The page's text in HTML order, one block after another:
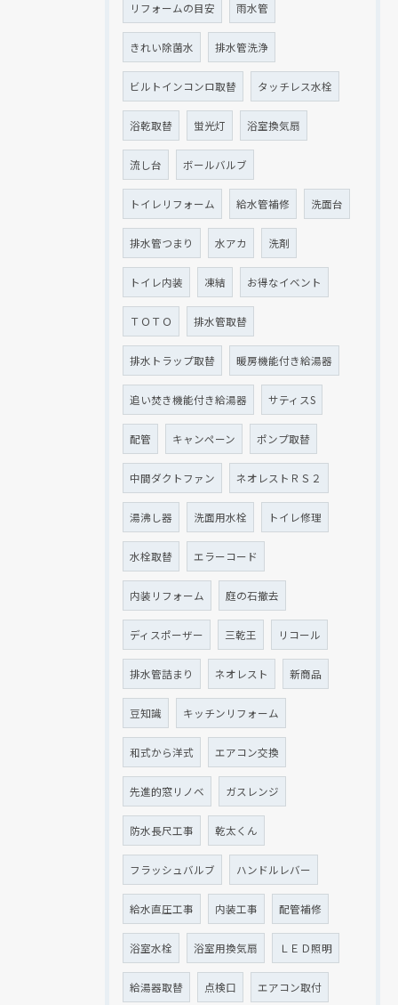
リフォームの目安 雨水管
きれい除菌水 排水管洗浄
ビルトインコンロ取替 タッチレス水栓
浴乾取替 蛍光灯 浴室換気扇
流し台 ボールバルブ
トイレリフォーム 給水管補修 洗面台
排水管つまり 水アカ 洗剤
トイレ内装 凍結 お得なイベント
ＴＯＴＯ 排水管取替
排水トラップ取替 暖房機能付き給湯器
追い焚き機能付き給湯器 サティスS
配管 キャンペーン ポンプ取替
中間ダクトファン ネオレストＲＳ２
湯沸し器 洗面用水栓 トイレ修理
水栓取替 エラーコード
内装リフォーム 庭の石撤去
ディスポーザー 三乾王 リコール
排水管詰まり ネオレスト 新商品
豆知識 キッチンリフォーム
和式から洋式 エアコン交換
先進的窓リノベ ガスレンジ
防水長尺工事 乾太くん
フラッシュバルブ ハンドルレバー
給水直圧工事 内装工事 配管補修
浴室水栓 浴室用換気扇 ＬＥＤ照明
給湯器取替 点検口 エアコン取付